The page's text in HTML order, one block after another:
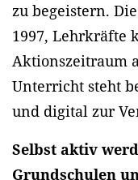
zu begeistern.
1997, Lehrkräfte
Aktionszeitraum
Unterricht steht
und digital zur
Selbst aktiv
Grundschulen